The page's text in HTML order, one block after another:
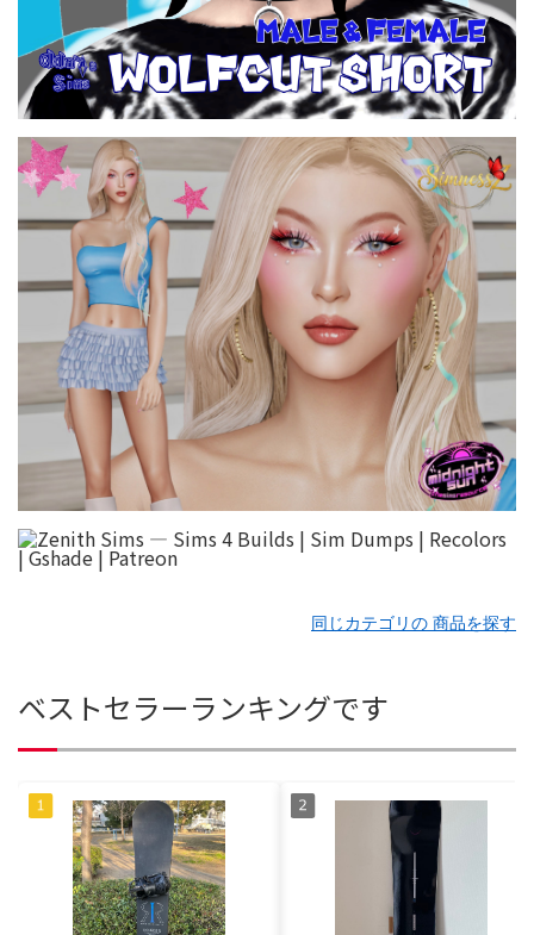
同じカテゴリの 商品を探す
ベストセラーランキングです